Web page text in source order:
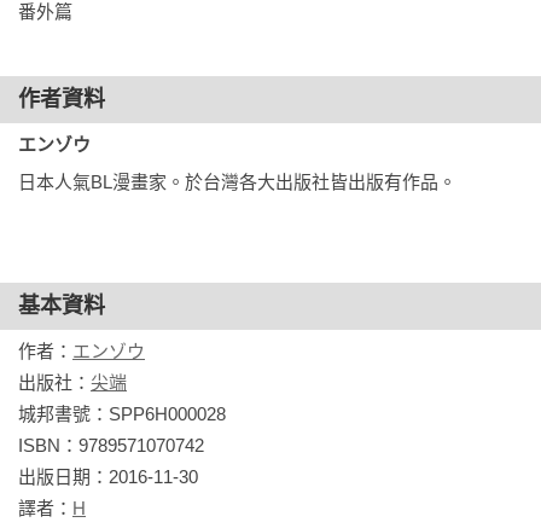
番外篇
作者資料
エンゾウ
日本人氣BL漫畫家。於台灣各大出版社皆出版有作品。
基本資料
作者： エンゾウ
出版社： 尖端
城邦書號：SPP6H000028
ISBN：9789571070742
出版日期：2016-11-30
譯者： H